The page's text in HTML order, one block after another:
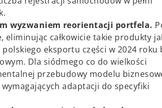
wyzwaniem reorientacji portfela.
eliminując całkowicie takie produkty
eksportu części w 2024 roku
Dla siódmego co do wielkości
przebudowy modelu
adaptacji do specyfiki